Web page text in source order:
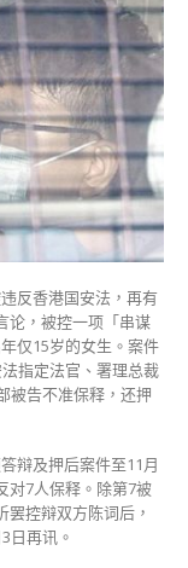
反香港国安法，再有
论，被控一项「串谋
仅15岁的女生。案件
指定法官、署理总裁
被告不准保释，还押
辩及押后案件至11月
对7人保释。除第7被
控辩双方陈词后，
日再讯。